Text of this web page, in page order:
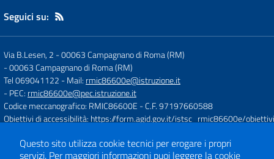
Seguici su:
Via B.Lesen, 2 - 00063 Campagnano di Roma (RM)
-00063 Campagnano di Roma (RM)
Tel 069041122 - Mail: rmic86600e@istruzione.it
- PEC: rmic86600e@pec.istruzione.it
Codice meccanografico: RMIC86600E - C.F. 97197660588
Obiettivi di accessibilità: https://form.agid.gov.it/istsc_rmic86600e/obiettivi
Concept & Design by Designers Italia
Questo sito utilizza cookie tecnici per erogare i propri
servizi. Per maggiori informazioni puoi leggere lacookie